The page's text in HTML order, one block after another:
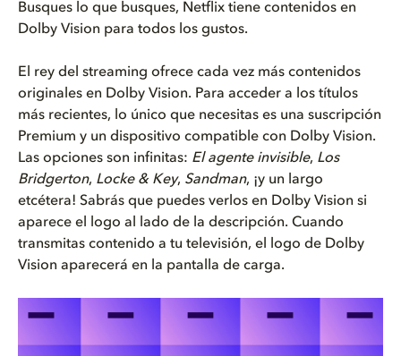
Busques lo que busques, Netflix tiene contenidos en
Dolby Vision para todos los gustos.
El rey del streaming ofrece cada vez más contenidos
originales en Dolby Vision. Para acceder a los títulos
más recientes, lo único que necesitas es una suscripción
Premium y un dispositivo compatible con Dolby Vision.
Las opciones son infinitas: El agente invisible, Los
Bridgerton, Locke & Key, Sandman, ¡y un largo
etcétera! Sabrás que puedes verlos en Dolby Vision si
aparece el logo al lado de la descripción. Cuando
transmitas contenido a tu televisión, el logo de Dolby
Vision aparecerá en la pantalla de carga.